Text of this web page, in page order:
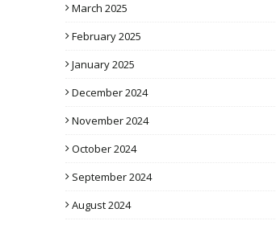
March 2025
February 2025
January 2025
December 2024
November 2024
October 2024
September 2024
August 2024